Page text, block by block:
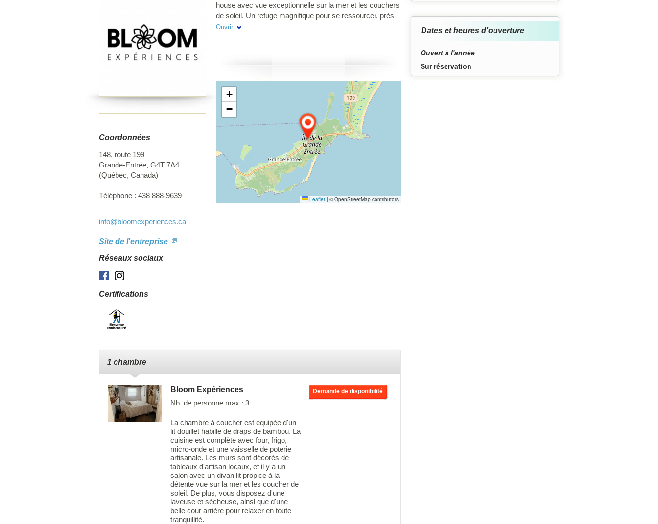
house avec vue exceptionnelle sur la mer et les couchers
de soleil. Un refuge magnifique pour se ressourcer, près
des plus belles plages dans l'Est des îles.
Ouvrir
Coordonnées
148, route 199
Grande-Entrée, G4T 7A4
(Québec, Canada)
Téléphone : 438 888-9639
info@bloomexperiences.ca
Site de l'entreprise
Réseaux sociaux
Facebook
Certifications
+
−
Leaflet | © OpenStreetMap contributors
1 chambre
Demande de disponibilité
Bloom Expériences
Nb. de personne max : 3
La chambre à coucher est équipée d'un
lit douillet habillé de draps de bambou. La
cuisine est complète avec four, frigo,
micro-onde et une vaisselle de poterie
artisanale. Les murs sont décorés de
tableaux d'artisan locaux, et il y a un
salon avec un divan lit propice à la
détente vue sur la mer et les coucher de
soleil. De plus, vous disposez d'une
laveuse et sécheuse, ainsi que d'une
belle cour arrière pour relaxer en toute
tranquillité.
Dates et heures d'ouverture
Ouvert à l'année
Sur réservation